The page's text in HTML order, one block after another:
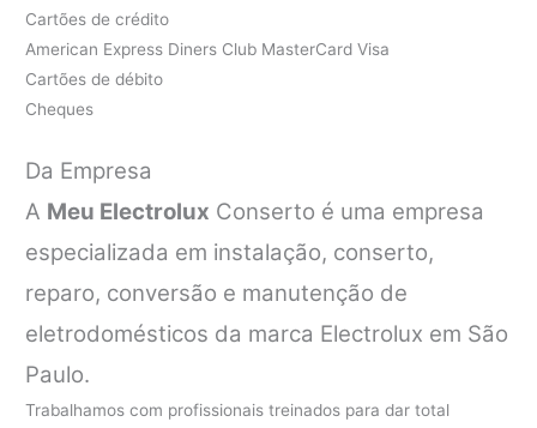
Cartões de crédito
American Express Diners Club MasterCard Visa
Cartões de débito
Cheques
Da Empresa
A Meu Electrolux Conserto é uma empresa
especializada em instalação, conserto,
reparo, conversão e manutenção de
eletrodomésticos da marca Electrolux em São
Paulo.
Trabalhamos com profissionais treinados para dar total